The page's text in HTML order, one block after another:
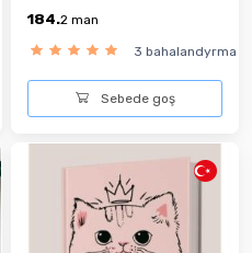
184.2 man
3 bahalandyrma
Sebede goş